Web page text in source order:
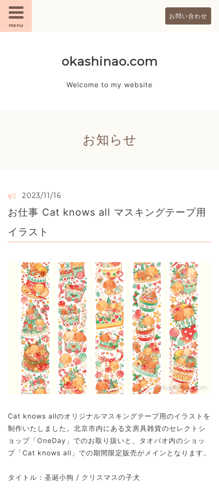
menu
お問い合わせ
okashinao.com
Welcome to my website
お知らせ
2023/11/16
お仕事 Cat knows all マスキングテープ用
イラスト
Cat knows allのオリジナルマスキングテープ用のイラストを
制作いたしました。北京市内にある文房具雑貨のセレクトシ
ョップ「OneDay」でのお取り扱いと、タオバオ内のショッ
プ「Cat knows all」での期間限定販売がメインとなります。
タイトル：圣诞小狗 / クリスマスの子犬